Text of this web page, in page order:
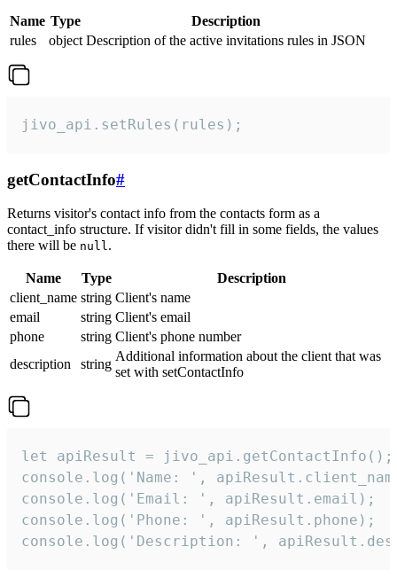
Name Type
Description
rules
object Description of the active invitations rules in JSON
jivo_api.setRules(rules);
getContactInfo#
Returns visitor's contact info from the contacts form as a
contact_info structure. If visitor didn't fill in some fields, the values
there will be null.
Name Type
Description
client_name string Client's name
email
string Client's email
phone
string Client's phone number
description
string
Additional information about the client that was
set with setContactInfo
let apiResult = jivo_api.getContactInfo();
console.log('Name: ',
console.log('Email: ', apiResult.email);
console.log('Phone: ', apiResult.phone);
console.log('Description: ',